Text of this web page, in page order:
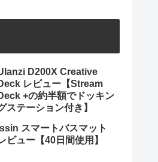
D200X Creative
レビュー【Stream
+の約半額でドッキン
ステーション付き】
スマートバスマット
ビュー【40日間使用】